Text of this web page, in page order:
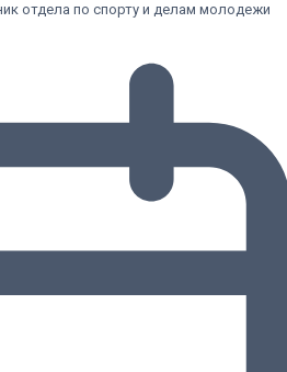
отдела по спорту и делам молодежи